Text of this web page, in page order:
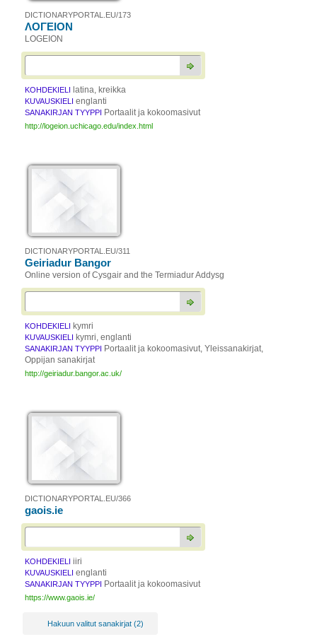
DICTIONARYPORTAL.EU/173
ΛΟΓΕΙΟΝ
LOGEION
KOHDEKIELI latina, kreikka
KUVAUSKIELI englanti
SANAKIRJAN TYYPPI Portaalit ja kokoomasivut
http://logeion.uchicago.edu/index.html
DICTIONARYPORTAL.EU/311
Geiriadur Bangor
Online version of Cysgair and the Termiadur Addysg
KOHDEKIELI kymri
KUVAUSKIELI kymri, englanti
SANAKIRJAN TYYPPI Portaalit ja kokoomasivut, Yleissanakirjat,
Oppijan sanakirjat
http://geiriadur.bangor.ac.uk/
DICTIONARYPORTAL.EU/366
gaois.ie
KOHDEKIELI iiri
KUVAUSKIELI englanti
SANAKIRJAN TYYPPI Portaalit ja kokoomasivut
https://www.gaois.ie/
Hakuun valitut sanakirjat (2)